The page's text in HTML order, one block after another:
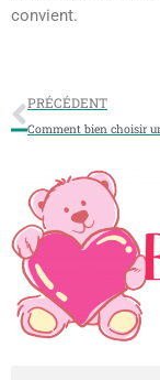
convient.
PRÉCÉDENT